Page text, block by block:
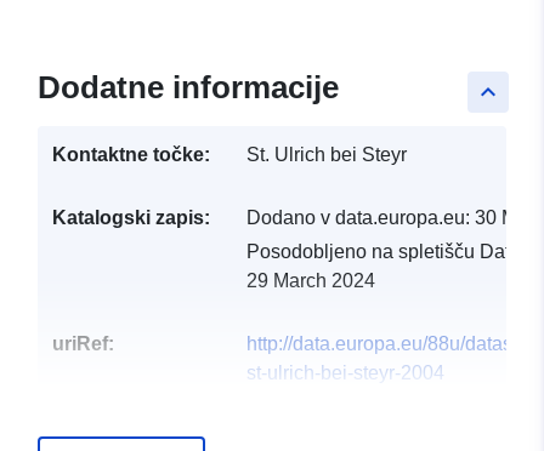
keyboard_arrow_up
Dodatne informacije
Kontaktne točke: St. Ulrich bei Steyr
Katalogski zapis: Dodano v data.europa.eu: 30
Posodobljeno na spletišču
29 March 2024
uriRef:
http://data.europa.eu/88u/
st-ulrich-bei-steyr-2004